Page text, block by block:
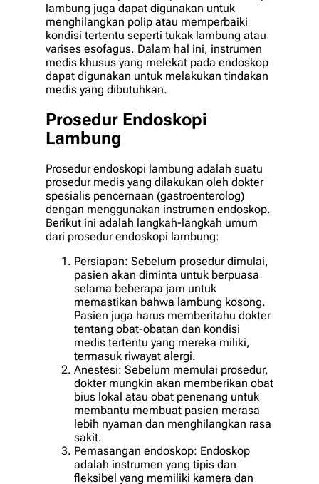
lambung juga dapat digunakan untuk
menghilangkan polip atau memperbaiki
kondisi tertentu seperti tukak lambung atau
varises esofagus. Dalam hal ini, instrumen
medis khusus yang melekat pada endoskop
dapat digunakan untuk melakukan tindakan
medis yang dibutuhkan.
Prosedur Endoskopi
Lambung
Prosedur endoskopi lambung adalah suatu
prosedur medis yang dilakukan oleh dokter
spesialis pencernaan (gastroenterolog)
dengan menggunakan instrumen endoskop.
Berikut ini adalah langkah-langkah umum
dari prosedur endoskopi lambung:
Persiapan: Sebelum prosedur dimulai,
pasien akan diminta untuk berpuasa
selama beberapa jam untuk
memastikan bahwa lambung kosong.
Pasien juga harus memberitahu dokter
tentang obat-obatan dan kondisi
medis tertentu yang mereka miliki,
termasuk riwayat alergi.
Anestesi: Sebelum memulai prosedur,
dokter mungkin akan memberikan obat
bius lokal atau obat penenang untuk
membantu membuat pasien merasa
lebih nyaman dan menghilangkan rasa
sakit.
Pemasangan endoskop: Endoskop
adalah instrumen yang tipis dan
fleksibel yang memiliki kamera dan